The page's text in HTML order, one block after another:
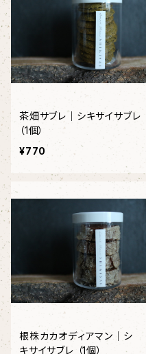
茶畑サブレ｜シキサイサブレ
（1個）
¥770
根株カカオディアマン｜シ
キサイサブレ （1個）